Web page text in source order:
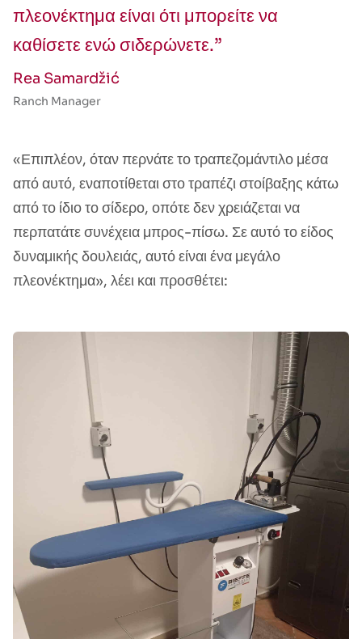
πλεονέκτημα είναι ότι μπορείτε να
καθίσετε ενώ σιδερώνετε.”
Rea Samardžić
Ranch Manager
«Επιπλέον, όταν περνάτε το τραπεζομάντιλο μέσα
από αυτό, εναποτίθεται στο τραπέζι στοίβαξης κάτω
από το ίδιο το σίδερο, οπότε δεν χρειάζεται να
περπατάτε συνέχεια μπρος-πίσω. Σε αυτό το είδος
δυναμικής δουλειάς, αυτό είναι ένα μεγάλο
πλεονέκτημα», λέει και προσθέτει: